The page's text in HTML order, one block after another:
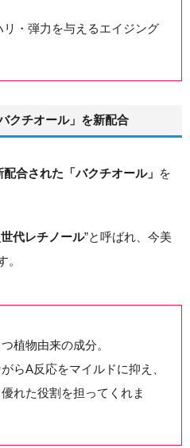
・弾力を与えるエイジング
クチオール」を新配合
配合された「バクチオール」
を
代レチノール”と呼ばれ、今美
。
植物由来の成分。
らA反応をマイルドに抑え、
れた役割を担ってくれま